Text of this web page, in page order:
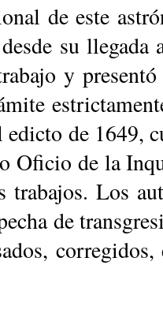
de es­te
su lle­ga­da
y
de 1649,
Ofi­cio de la
tra­ba­jos. Los
de